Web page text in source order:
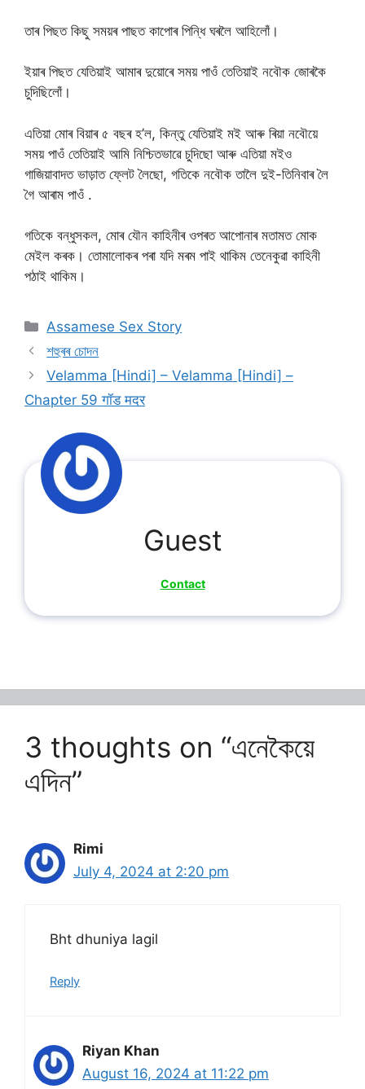
তাৰ পিছত কিছু সময়ৰ পাছত কাপোৰ পিন্ধি ঘৰলৈ আহিলোঁ।
ইয়াৰ পিছত যেতিয়াই আমাৰ দুয়োৰে সময় পাওঁ তেতিয়াই নবৌক জোৰকৈ
চুদিছিলোঁ।
এতিয়া মোৰ বিয়াৰ ৫ বছৰ হ’ল, কিন্তু যেতিয়াই মই আৰু ৰিয়া নবৌয়ে
সময় পাওঁ তেতিয়াই আমি নিশ্চিতভাৱে চুদিছো আৰু এতিয়া মইও
গাজিয়াবাদত ভাড়াত ফ্লেট লৈছো, গতিকে নবৌক তালৈ দুই-তিনিবাৰ লৈ
গৈ আৰাম পাওঁ .
গতিকে বন্ধুসকল, মোৰ যৌন কাহিনীৰ ওপৰত আপোনাৰ মতামত মোক
মেইল কৰক। তোমালোকৰ পৰা যদি মৰম পাই থাকিম তেনেকুৱা কাহিনী
পঠাই থাকিম।
Categories
Assamese Sex Story
শহুৰৰ চোদন
Velamma [Hindi] – Velamma [Hindi] –
Chapter 59 गॉड मदर
Guest
Contact
3 thoughts on “এনেকৈয়ে
এদিন”
Rimi
July 4, 2024 at 2:20 pm
Bht dhuniya lagil
Reply
Riyan Khan
August 16, 2024 at 11:22 pm